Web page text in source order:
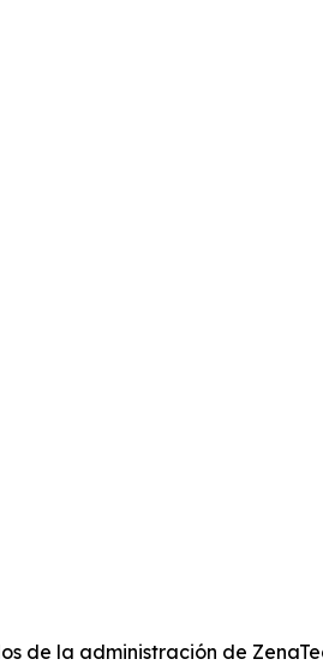
de la administración de